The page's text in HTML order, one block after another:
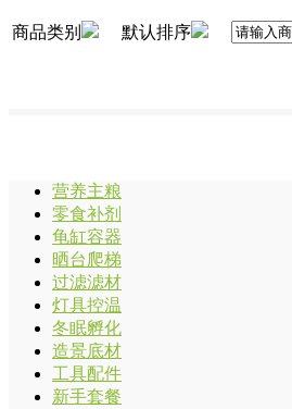
商品类别 默认排序
营养主粮
零食补剂
龟缸容器
晒台爬梯
过滤滤材
灯具控温
冬眠孵化
造景底材
工具配件
新手套餐